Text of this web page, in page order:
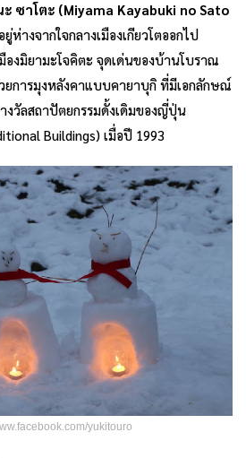
ซาโตะ (Miyama Kayabuki no Sato
ยู่ห่างจากใจกลางเมืองเกียวโตออกไป
องมิยามะโจคิตะ จุดเด่นของบ้านโบราณ
ยการมุงหลังคาแบบคายาบุกิ ที่มีเอกลักษณ์
งวัลสถาปัตยกรรมดั้งเดิมของญี่ปุ่น
Buildings) เมื่อปี 1993
yukitouro